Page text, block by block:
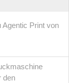
Agentic Print von
den